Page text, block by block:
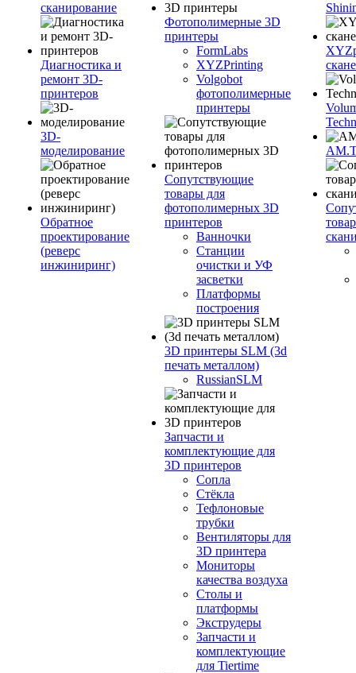
сканирование
Диагностика и
ремонт 3D-
принтеров
3D-
моделирование
Обратное
проектирование
(реверс
инжиниринг)
Фотополимерные 3D
принтеры
FormLabs
XYZPrinting
Volgobot
фотополимерные
принтеры
Сопутствующие
товары для
фотополимерных 3D
принтеров
Ванночки
Станции
очистки и УФ
засветки
Платформы
построения
3D принтеры SLM (3d
печать металлом)
RussianSLM
Запчасти и
комплектующие для
3D принтеров
Сопла
Cтёкла
Тефлоновые
трубки
Вентиляторы для
3D принтера
Мониторы
качества воздуха
Столы и
платформы
Экструдеры
Запчасти и
комплектующие
для Tiertime